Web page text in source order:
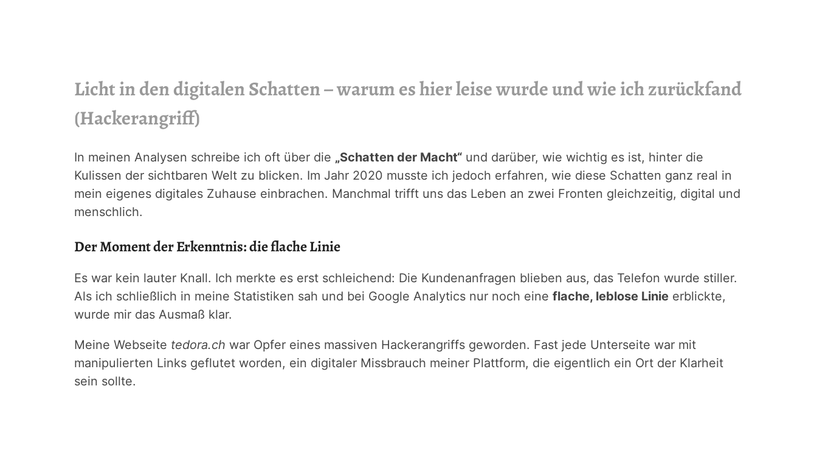
Licht in den digitalen Schatten – warum es hier leise wurde und wie ich zurückfand
(Hackerangriff)
In meinen Analysen schreibe ich oft über die „Schatten der Macht“ und darüber, wie wichtig es ist, hinter die
Kulissen der sichtbaren Welt zu blicken. Im Jahr 2020 musste ich jedoch erfahren, wie diese Schatten ganz real in
mein eigenes digitales Zuhause einbrachen. Manchmal trifft uns das Leben an zwei Fronten gleichzeitig, digital und
menschlich.
Der Moment der Erkenntnis: die flache Linie
Es war kein lauter Knall. Ich merkte es erst schleichend: Die Kundenanfragen blieben aus, das Telefon wurde stiller.
Als ich schließlich in meine Statistiken sah und bei Google Analytics nur noch eine flache, leblose Linie erblickte,
wurde mir das Ausmaß klar.
Meine Webseite tedora.ch war Opfer eines massiven Hackerangriffs geworden. Fast jede Unterseite war mit
manipulierten Links geflutet worden, ein digitaler Missbrauch meiner Plattform, die eigentlich ein Ort der Klarheit
sein sollte.